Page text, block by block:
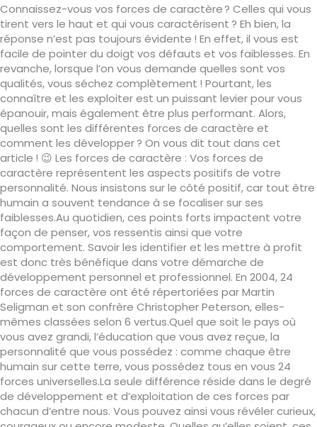
Connaissez-vous vos forces de caractère ? Celles qui vous
tirent vers le haut et qui vous caractérisent ? Eh bien, la
réponse n’est pas toujours évidente ! En effet, il vous est
facile de pointer du doigt vos défauts et vos faiblesses. En
revanche, lorsque l’on vous demande quelles sont vos
qualités, vous séchez complètement ! Pourtant, les
connaître et les exploiter est un puissant levier pour vous
épanouir, mais également être plus performant. Alors,
quelles sont les différentes forces de caractère et
comment les développer ? On vous dit tout dans cet
article ! 😉 Les forces de caractère : Vos forces de
caractère représentent les aspects positifs de votre
personnalité. Nous insistons sur le côté positif, car tout être
humain a souvent tendance à se focaliser sur ses
faiblesses.Au quotidien, ces points forts impactent votre
façon de penser, vos ressentis ainsi que votre
comportement. Savoir les identifier et les mettre à profit
est donc très bénéfique dans votre démarche de
développement personnel et professionnel. En 2004, 24
forces de caractère ont été répertoriées par Martin
Seligman et son confrère Christopher Peterson, elles-
mêmes classées selon 6 vertus.Quel que soit le pays où
vous avez grandi, l’éducation que vous avez reçue, la
personnalité que vous possédez : comme chaque être
humain sur cette terre, vous possédez tous en vous 24
forces universelles.La seule différence réside dans le degré
de développement et d’exploitation de ces forces par
chacun d’entre nous. Vous pouvez ainsi vous révéler curieux,